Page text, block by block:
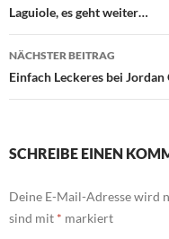
Laguiole, es geht weiter…
NÄCHSTER BEITRAG
Einfach Leckeres bei
SCHREIBE EINEN
Deine E-Mail-Adresse wird
sind mit * markiert